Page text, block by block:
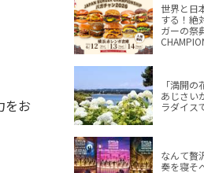
をお
世界と日
する！絶
ガーの祭
「満開
あじさい
ラダイス
なんて贅
奏を寝そ